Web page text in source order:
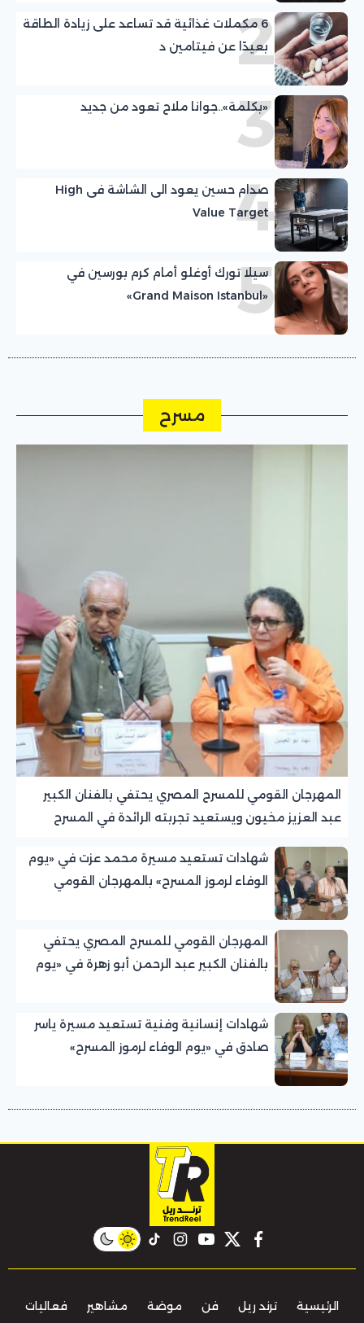
26 مكملات غذائية قد تساعد على زيادة الطاقة
بعيدًا عن فيتامين د
3
«بكلمة»..جوانا ملاح تعود من جديد
4
صدام حسين يعود الى الشاشة فى High
Value Target
5
سيلا تورك أوغلو أمام كرم بورسين في
«Grand Maison Istanbul»
مسرح
المهرجان القومي للمسرح المصري يحتفي بالفنان الكبير
عبد العزيز مخيون ويستعيد تجربته الرائدة في المسرح
شهادات تستعيد مسيرة محمد عزت في «يوم
الوفاء لرموز المسرح» بالمهرجان القومي
المهرجان القومي للمسرح المصري يحتفي
بالفنان الكبير عبد الرحمن أبو زهرة في «يوم
شهادات إنسانية وفنية تستعيد مسيرة ياسر
صادق في «يوم الوفاء لرموز المسرح»
facebook
twitter
youtube
instagram
tiktok
الرئيسية ترند ريل فن موضة مشاهير فعاليات